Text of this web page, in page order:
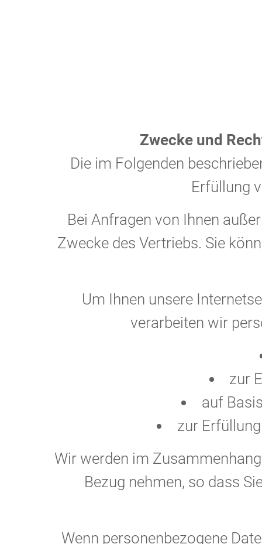
Zwecke und
Die im Folgenden
Erfüllung
Bei Anfragen von Ihnen
Zwecke des Vertriebs. Sie
Um Ihnen unsere
verarbeiten wir
zur
auf
zur
Wir werden im
Bezug nehmen, so dass
Wenn personenbezogene